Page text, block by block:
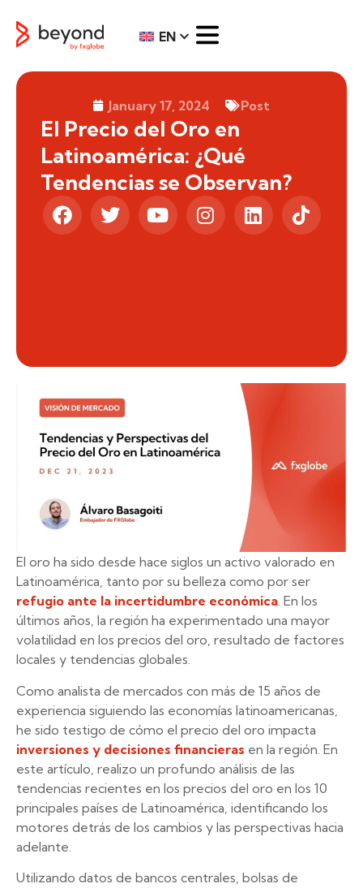
EN
January 17, 2024 Post
El Precio del Oro en
Latinoamérica: ¿Qué
Tendencias se Observan?
El oro ha sido desde hace siglos un activo valorado en
Latinoamérica, tanto por su belleza como por ser
refugio ante la incertidumbre económica. En los
últimos años, la región ha experimentado una mayor
volatilidad en los precios del oro, resultado de factores
locales y tendencias globales.
Como analista de mercados con más de 15 años de
experiencia siguiendo las economías latinoamericanas,
he sido testigo de cómo el precio del oro impacta
inversiones y decisiones financieras en la región. En
este artículo, realizo un profundo análisis de las
tendencias recientes en los precios del oro en los 10
principales países de Latinoamérica, identificando los
motores detrás de los cambios y las perspectivas hacia
adelante.
Utilizando datos de bancos centrales, bolsas de